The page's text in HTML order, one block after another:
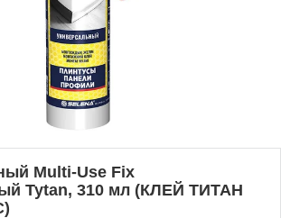
Multi-Use Fix
Tytan, 310 мл (КЛЕЙ ТИТАН